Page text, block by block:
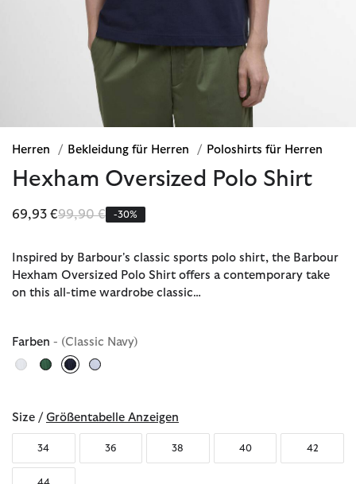
Herren / Bekleidung für Herren / Poloshirts für Herren
Hexham Oversized Polo Shirt
69,93 €Reduziert von
99,90 €bis-30%
Inspired by Barbour's classic sports polo shirt, the Barbour
Hexham Oversized Polo Shirt offers a contemporary take
on this all-time wardrobe classic…
Farben - (Classic Navy)
Size / Größentabelle Anzeigen
34 36 38 40 42